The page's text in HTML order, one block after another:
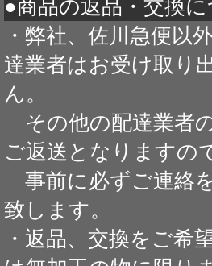
●商品の返品・交換
・弊社、佐川急便以
達業者はお受け取り
ん。
その他の配達業者
ご返送となりますの
事前に必ずご連絡
致します。
・返品、交換をご希